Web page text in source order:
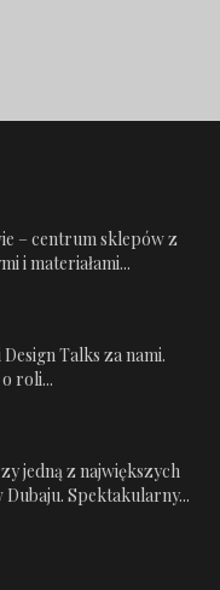
– centrum sklepów z
i materiałami...
Talks za nami.
roli...
jedną z największych
Spektakularny...